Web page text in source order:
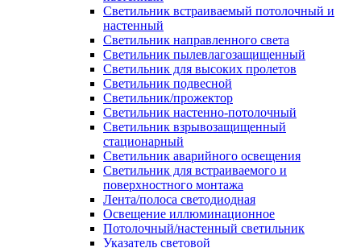
Светильник встраиваемый потолочный и
настенный
Светильник направленного света
Светильник пылевлагозащищенный
Светильник для высоких пролетов
Светильник подвесной
Светильник/прожектор
Светильник настенно-потолочный
Светильник взрывозащищенный
стационарный
Светильник аварийного освещения
Светильник для встраиваемого и
поверхностного монтажа
Лента/полоса светодиодная
Освещение иллюминационное
Потолочный/настенный светильник
Указатель световой